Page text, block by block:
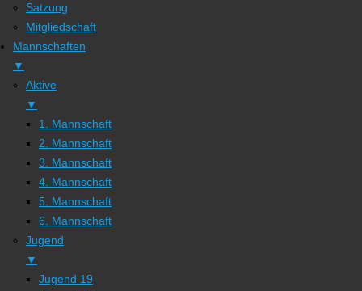
Satzung
Mitgliedschaft
Mannschaften
▼
Aktive
▼
1. Mannschaft
2. Mannschaft
3. Mannschaft
4. Mannschaft
5. Mannschaft
6. Mannschaft
Jugend
▼
Jugend 19